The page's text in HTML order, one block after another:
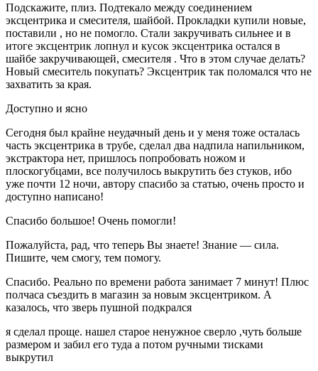
Подскажите, плиз. Подтекало между соединением
эксцентрика и смесителя, шайбой. Прокладки купили новые,
поставили , но не помогло. Стали закручивать сильнее и в
итоге эксцентрик лопнул и кусок эксцентрика остался в
шайбе закручивающей, смесителя . Что в этом случае делать?
Новый смеситель покупать? Эксцентрик так поломался что не
захватить за края.
Доступно и ясно
Сегодня был крайне неудачный день и у меня тоже осталась
часть эксцентрика в трубе, сделал два надпила напильником,
экстрактора нет, пришлось попробовать ножом и
плоскогубцами, все получилось выкрутить без стуков, ибо
уже почти 12 ночи, автору спасибо за статью, очень просто и
доступно написано!
Спасибо большое! Очень помогли!
Пожалуйста, рад, что теперь Вы знаете! Знание — сила.
Пишите, чем смогу, тем помогу.
Спасибо. Реально по времени работа занимает 7 минут! Плюс
полчаса съездить в магазин за новым эксцентриком. А
казалось, что зверь пушной подкрался
я сделал проще. нашел старое ненужное сверло ,чуть больше
размером и забил его туда а потом ручными тисками
выкрутил